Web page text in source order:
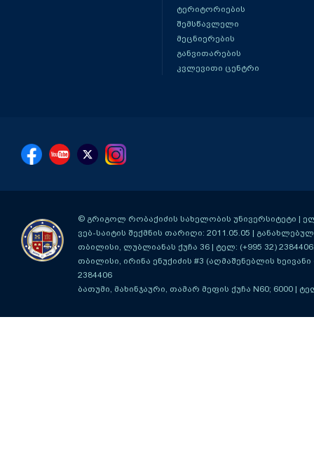
ტერიტორიების
შემსწავლელი
მეცნიერების
განვითარების
კვლევითი ცენტრი
© გრიგოლ რობაქიძის სახელობის უნივერსიტეტი |
ვებ-საიტის შექმნის თარიღი: 2011.05.05 |
თბილისი, ლუბლიანას ქუჩა 36 | ტელ: (+995 32)
თბილისი, ირინა ენუქიძის #3 (აღმაშენებლის ხეივანი
2384406
ბათუმი, მახინჯაური, თამარ მეფის ქუჩა N60; 6000 |